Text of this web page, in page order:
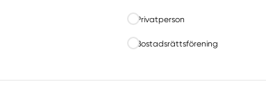
Privatperson
Bostadsrättsförening